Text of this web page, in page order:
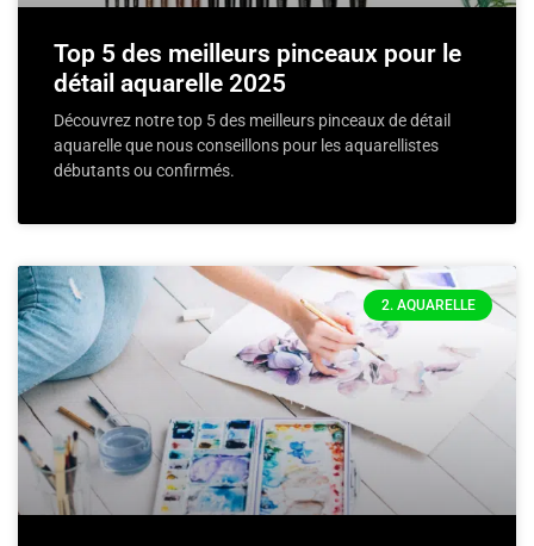
Top 5 des meilleurs pinceaux pour le
détail aquarelle 2025
Découvrez notre top 5 des meilleurs pinceaux de détail
aquarelle que nous conseillons pour les aquarellistes
débutants ou confirmés.
2. AQUARELLE